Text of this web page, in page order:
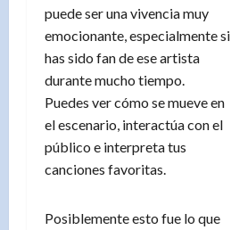
puede ser una vivencia muy
emocionante, especialmente si
has sido fan de ese artista
durante mucho tiempo.
Puedes ver cómo se mueve en
el escenario, interactúa con el
público e interpreta tus
canciones favoritas.
Posiblemente esto fue lo que